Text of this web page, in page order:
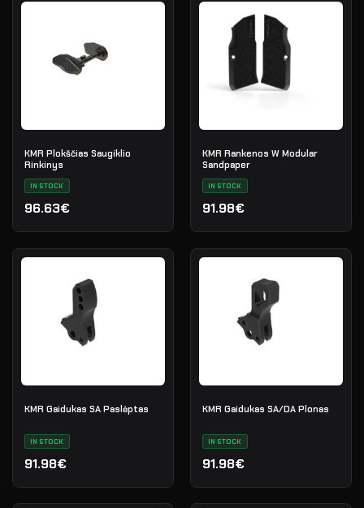
KMR Plokščias Saugiklio
Rinkinys
IN STOCK
96.63€
KMR Rankenos W Modular
Sandpaper
IN STOCK
91.98€
KMR Gaidukas SA Paslėptas
IN STOCK
91.98€
KMR Gaidukas SA/DA Plonas
IN STOCK
91.98€